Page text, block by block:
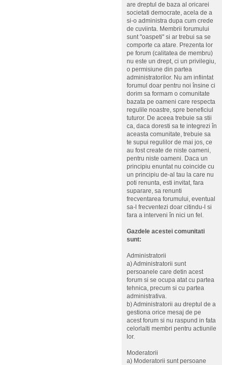
are dreptul de baza al oricarei
societati democrate, acela de a
si-o administra dupa cum crede
de cuviinta. Membrii forumului
sunt "oaspeti" si ar trebui sa se
comporte ca atare. Prezenta lor
pe forum (calitatea de membru)
nu este un drept, ci un privilegiu,
o permisiune din partea
administratorilor. Nu am infiintat
forumul doar pentru noi însine ci
dorim sa formam o comunitate
bazata pe oameni care respecta
regulile noastre, spre beneficiul
tuturor. De aceea trebuie sa stii
ca, daca doresti sa te integrezi în
aceasta comunitate, trebuie sa
te supui regulilor de mai jos, ce
au fost create de niste oameni,
pentru niste oameni. Daca un
principiu enuntat nu coincide cu
un principiu de-al tau la care nu
poti renunta, esti invitat, fara
suparare, sa renunti
frecventarea forumului, eventual
sa-l frecventezi doar citindu-l si
fara a interveni în nici un fel.
Gazdele acestei comunitati
sunt:
Administratorii
a) Administratorii sunt
persoanele care detin acest
forum si se ocupa atat cu partea
tehnica, precum si cu partea
administrativa.
b) Administratorii au dreptul de a
gestiona orice mesaj de pe
acest forum si nu raspund in fata
celorlalti membri pentru actiunile
lor.
Moderatorii
a) Moderatorii sunt persoane